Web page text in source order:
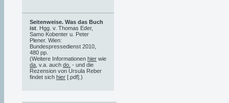
Seitenweise. Was das Buch
ist . Hgg. v. Thomas Eder,
Samo Kobenter u. Peter
Plener. Wien:
Bundespressedienst 2010,
480 pp.
(Weitere Informationen hier wie
da , v.a. auch do. - und die
Rezension von Ursula Reber
findet sich hier [.pdf].)